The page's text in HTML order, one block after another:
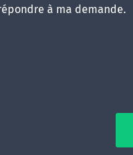
à ma demande.
CONTACT